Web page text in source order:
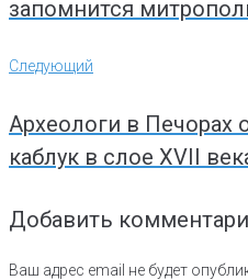
запомнится
Следующий
Следующий
Археологи в Печорах
каблук в слое XVII
Добавить
Ваш адрес email не будет